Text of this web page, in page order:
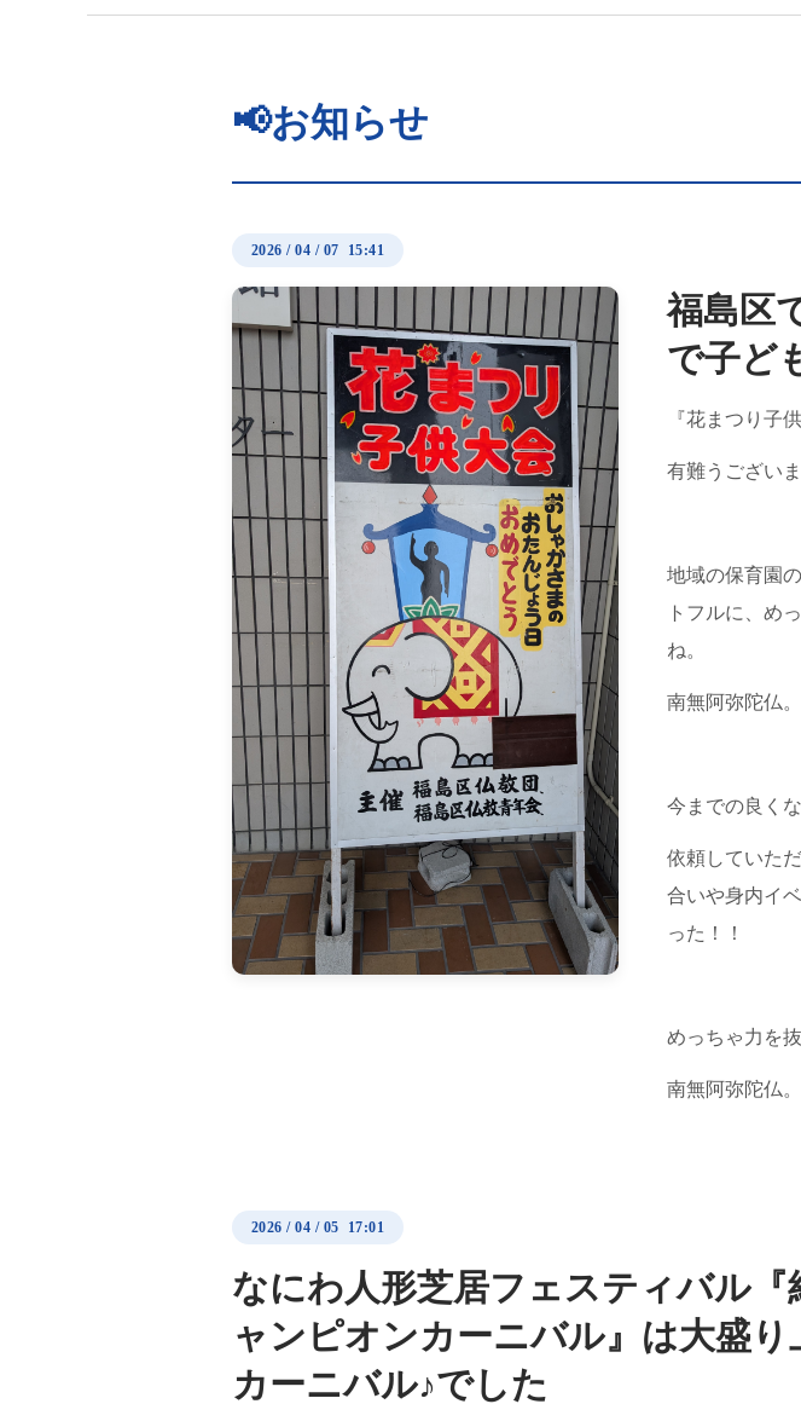
📢お知らせ
2026 /04 / 07 15:41
福島区
で子ど
『花まつり子
有難うござい
地域の保育園
トフルに、め
ね。
南無阿弥陀仏。
今までの良く
依頼していた
合いや身内イ
った！！
めっちゃ力を
南無阿弥陀仏。
2026 /04 / 05 17:01
なにわ人形芝居フェスティバル『
ャンピオンカーニバル』は大盛り
カーニバル♪でした